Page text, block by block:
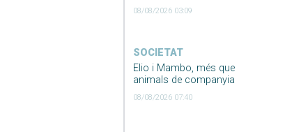
08/08/2026 03:09
SOCIETAT
Elio i Mambo, més que
animals de companyia
08/08/2026 07:40